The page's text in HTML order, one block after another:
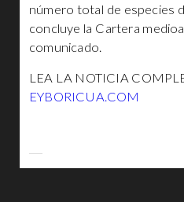
número total de especies
concluye la Cartera
comunicado.
LEA LA NOTICIA
EYBORICUA.COM